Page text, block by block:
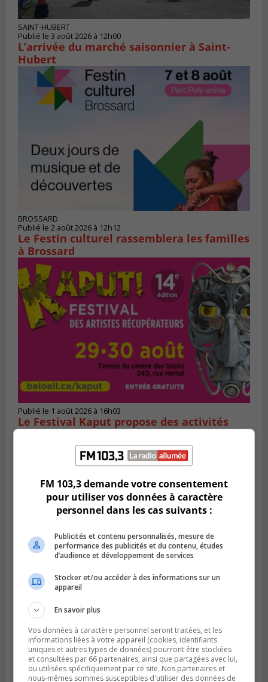
SAINT-HUBERT
Publié le 3 août 2026 à 12h00
L’arrivée du marché saisonnier à Saint-
Hubert
BROSSARD
Publié le 2 août 2026 à 12h12
Le Festin culturel rassemblera les familles
à Brossard
Publié le 1 août 2026 à 16h03
Le Festival Kaput propose des activités
récupératrices
Publié le 31 juillet 2026 à 09h28
Alexandre Da Costa s’en va diriger au
Mexique
FM 103,3 demande votre consentement
pour utiliser vos données à caractère
personnel dans les cas suivants :
Publicités et contenu personnalisés, mesure de
performance des publicités et du contenu, études
d’audience et développement de services
Stocker et/ou accéder à des informations sur un
appareil
En savoir plus
Vos données à caractère personnel seront traitées, et les
informations liées à votre appareil (cookies, identifiants
uniques et autres types de données) pourront être stockées
et consultées par 66 partenaires, ainsi que partagées avec lui,
ou utilisées spécifiquement par ce site. Nos partenaires et
nous-mêmes sommes susceptibles d'utiliser des données de